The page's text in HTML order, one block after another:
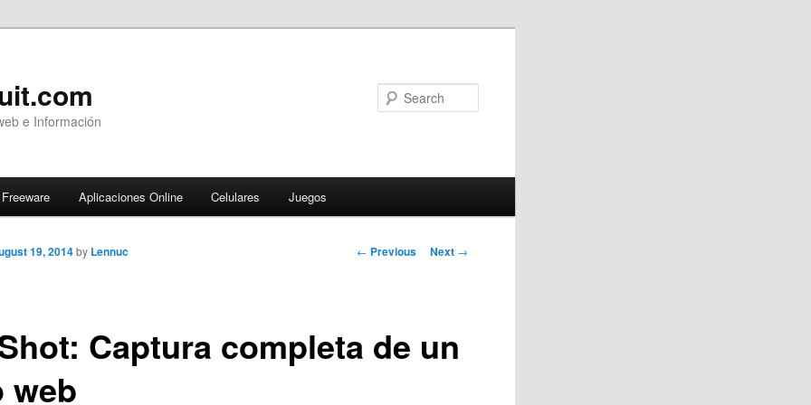
e Información
Freeware Aplicaciones Online Celulares Juegos
Post
← Previous Next →
Captura completa de un
web
19, 2014 by Lennuc